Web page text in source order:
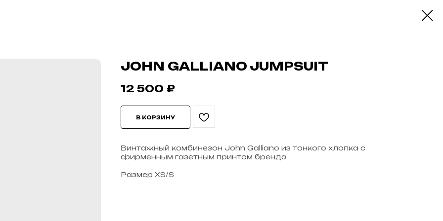
JOHN GALLIANO JUMPSUIT
12 500 ₽
В КОРЗИНУ
Винтажный комбинезон John Galliano из тонкого хлопка с
фирменным газетным принтом бренда
Размер XS/S